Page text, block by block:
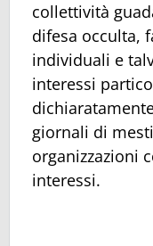
collettività
difesa occulta,
individuali e
interessi
giornali di
organizzazioni
interessi.